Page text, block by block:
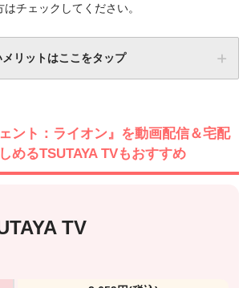
チェックしてください。
リットはここをタップ
ント：ライオン』を動画配信＆宅配
めるTSUTAYA TVもおすすめ
TV